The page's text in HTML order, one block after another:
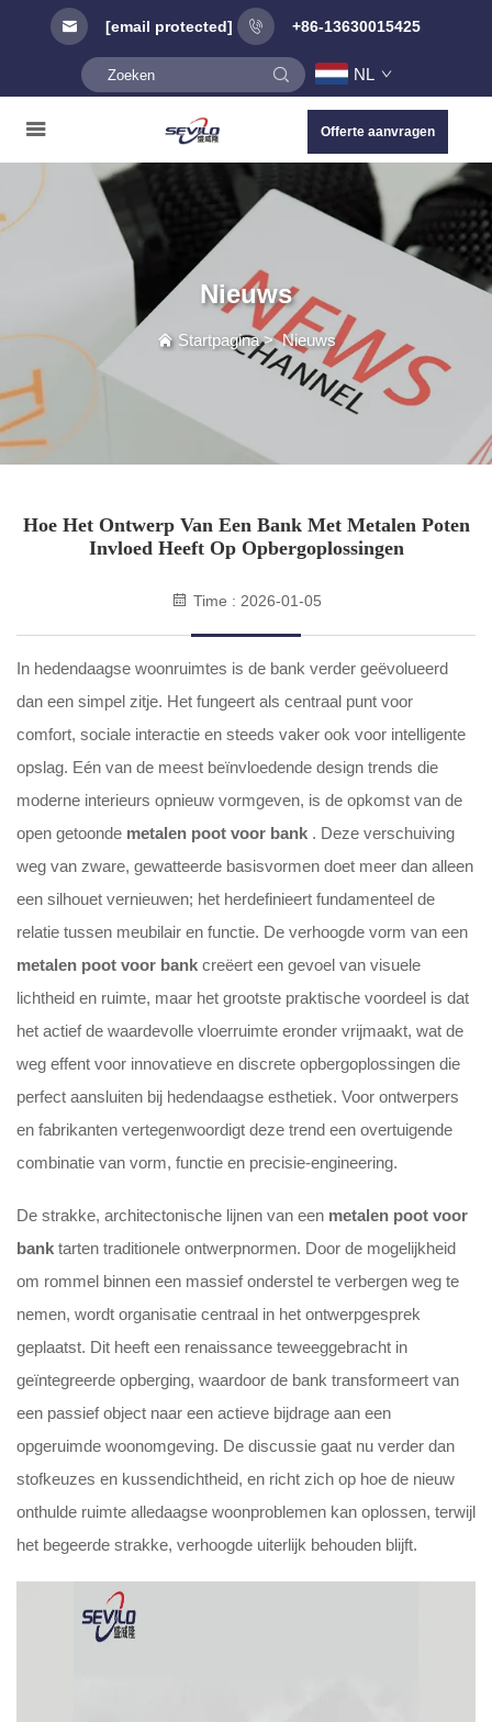
[email protected] +86-13630015425
NL
Offerte aanvragen
Nieuws
Startpagina>Nieuws
Hoe Het Ontwerp Van Een Bank Met Metalen Poten
Invloed Heeft Op Opbergoplossingen
Time : 2026-01-05
In hedendaagse woonruimtes is de bank verder geëvolueerd
dan een simpel zitje. Het fungeert als centraal punt voor
comfort, sociale interactie en steeds vaker ook voor intelligente
opslag. Eén van de meest beïnvloedende design trends die
moderne interieurs opnieuw vormgeven, is de opkomst van de
open getoonde metalen poot voor bank . Deze verschuiving
weg van zware, gewatteerde basisvormen doet meer dan alleen
een silhouet vernieuwen; het herdefinieert fundamenteel de
relatie tussen meubilair en functie. De verhoogde vorm van een
metalen poot voor bank creëert een gevoel van visuele
lichtheid en ruimte, maar het grootste praktische voordeel is dat
het actief de waardevolle vloerruimte eronder vrijmaakt, wat de
weg effent voor innovatieve en discrete opbergoplossingen die
perfect aansluiten bij hedendaagse esthetiek. Voor ontwerpers
en fabrikanten vertegenwoordigt deze trend een overtuigende
combinatie van vorm, functie en precisie-engineering.
De strakke, architectonische lijnen van een metalen poot voor
bank tarten traditionele ontwerpnormen. Door de mogelijkheid
om rommel binnen een massief onderstel te verbergen weg te
nemen, wordt organisatie centraal in het ontwerpgesprek
geplaatst. Dit heeft een renaissance teweeggebracht in
geïntegreerde opberging, waardoor de bank transformeert van
een passief object naar een actieve bijdrage aan een
opgeruimde woonomgeving. De discussie gaat nu verder dan
stofkeuzes en kussendichtheid, en richt zich op hoe de nieuw
onthulde ruimte alledaagse woonproblemen kan oplossen, terwijl
het begeerde strakke, verhoogde uiterlijk behouden blijft.